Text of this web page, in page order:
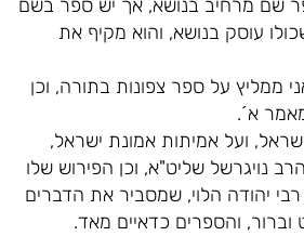
שם מרחיב בנושא, אך יש ספר בשם
עוסק בנושא, והוא מקיף את
ממליץ על ספר צפונות בתורה, וכן
א´.
ועל אמיתות אמונת ישראל,
נויגרשל שליט"א, וכן הפירוש שלו
יהודה הלוי, שמסביר את הדברים
וברור, והספרים כדאיים מאד.